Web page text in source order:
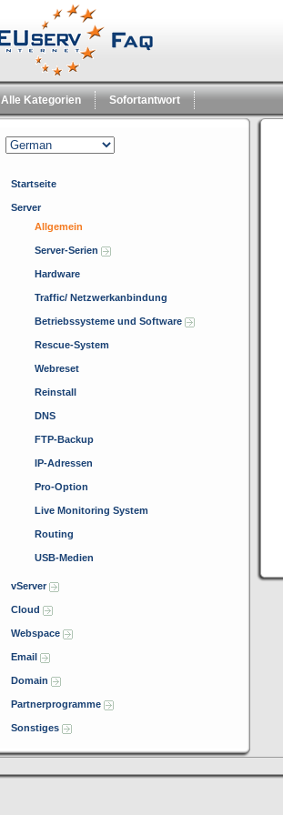
Alle Kategorien Sofortantwort
Startseite
Server
Allgemein
Server-Serien
Hardware
Traffic/ Netzwerkanbindung
Betriebssysteme und Software
Rescue-System
Webreset
Reinstall
DNS
FTP-Backup
IP-Adressen
Pro-Option
Live Monitoring System
Routing
USB-Medien
vServer
Cloud
Webspace
Email
Domain
Partnerprogramme
Sonstiges